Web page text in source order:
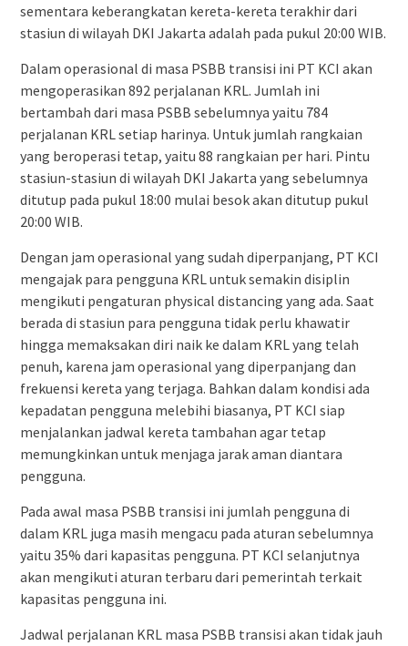
sementara keberangkatan kereta-kereta terakhir dari
stasiun di wilayah DKI Jakarta adalah pada pukul 20:00 WIB.
Dalam operasional di masa PSBB transisi ini PT KCI akan
mengoperasikan 892 perjalanan KRL. Jumlah ini
bertambah dari masa PSBB sebelumnya yaitu 784
perjalanan KRL setiap harinya. Untuk jumlah rangkaian
yang beroperasi tetap, yaitu 88 rangkaian per hari. Pintu
stasiun-stasiun di wilayah DKI Jakarta yang sebelumnya
ditutup pada pukul 18:00 mulai besok akan ditutup pukul
20:00 WIB.
Dengan jam operasional yang sudah diperpanjang, PT KCI
mengajak para pengguna KRL untuk semakin disiplin
mengikuti pengaturan physical distancing yang ada. Saat
berada di stasiun para pengguna tidak perlu khawatir
hingga memaksakan diri naik ke dalam KRL yang telah
penuh, karena jam operasional yang diperpanjang dan
frekuensi kereta yang terjaga. Bahkan dalam kondisi ada
kepadatan pengguna melebihi biasanya, PT KCI siap
menjalankan jadwal kereta tambahan agar tetap
memungkinkan untuk menjaga jarak aman diantara
pengguna.
Pada awal masa PSBB transisi ini jumlah pengguna di
dalam KRL juga masih mengacu pada aturan sebelumnya
yaitu 35% dari kapasitas pengguna. PT KCI selanjutnya
akan mengikuti aturan terbaru dari pemerintah terkait
kapasitas pengguna ini.
Jadwal perjalanan KRL masa PSBB transisi akan tidak jauh